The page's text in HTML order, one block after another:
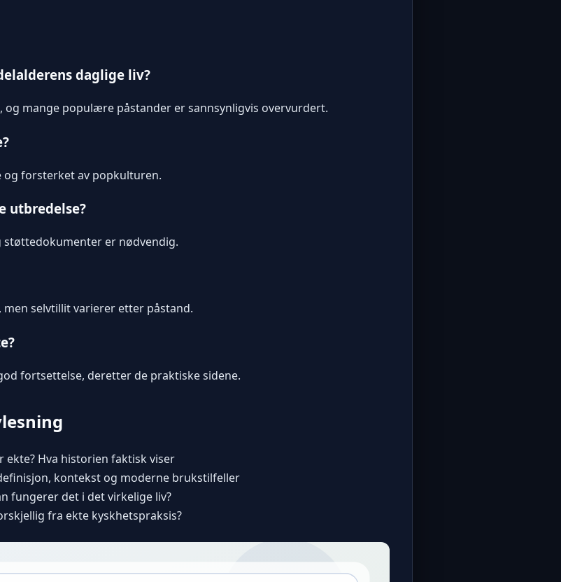
daglige liv?
og mange populære påstander er sannsynligvis overvurdert.
og forsterket av popkulturen.
utbredelse?
støttedokumenter er nødvendig.
selvtillit varierer etter påstand.
fortsettelse, deretter de praktiske sidene.
Hva historien faktisk viser
kontekst og moderne brukstilfeller
fungerer det i det virkelige liv?
fra ekte kyskhetspraksis?